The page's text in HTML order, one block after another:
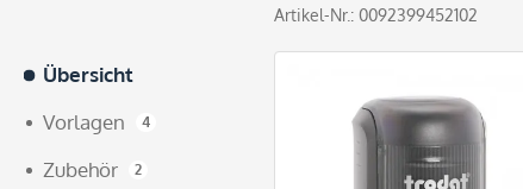
Artikel-Nr.: 0092399452102
Übersicht
Vorlagen
4
Zubehör 2